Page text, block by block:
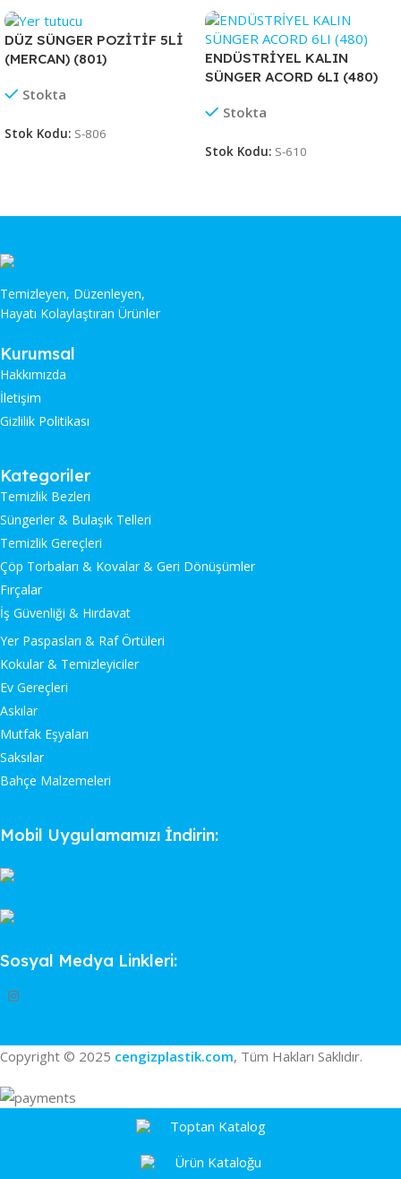
DÜZ SÜNGER POZİTİF 5Lİ
(MERCAN) (801)
Stokta
Stok Kodu: S-806
ENDÜSTRİYEL KALIN
SÜNGER ACORD 6LI (480)
Stokta
Stok Kodu: S-610
Temizleyen, Düzenleyen,
Hayatı Kolaylaştıran Ürünler
Kurumsal
Hakkımızda
İletişim
Gizlilik Politikası
Kategoriler
Temizlik Bezleri
Süngerler & Bulaşık Telleri
Temizlik Gereçleri
Çöp Torbaları & Kovalar & Geri Dönüşümler
Fırçalar
İş Güvenliği & Hırdavat
Yer Paspasları & Raf Örtüleri
Kokular & Temizleyiciler
Ev Gereçleri
Askılar
Mutfak Eşyaları
Saksılar
Bahçe Malzemeleri
Mobil Uygulamamızı İndirin:
Sosyal Medya Linkleri:
Copyright © 2025 cengizplastik.com, Tüm Hakları Saklıdır.
Toptan Katalog
Ürün Kataloğu